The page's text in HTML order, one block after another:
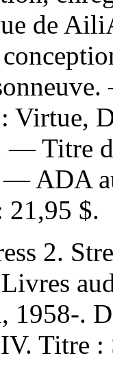
de
Virtue,
—Titre
—ADA
21,95 $.
2.
1958-.
Titre :